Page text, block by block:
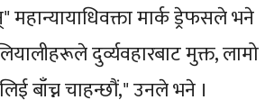
मार्क ड्रेफसले भने
दुर्व्यवहारबाट मुक्त, लामो
बाँच्न चाहन्छौं," उनले भने ।